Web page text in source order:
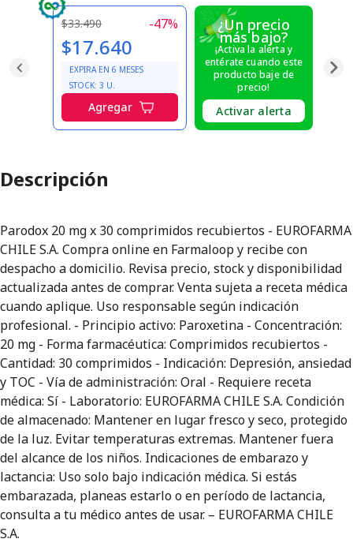
$33.490 -47%
$17.640
EXPIRA EN 6 MESES
STOCK: 3 U.
Agregar
¿Un precio
más bajo?
¡Activa la alerta y
entérate cuando este
producto baje de
precio!
Activar alerta
Descripción
Parodox 20 mg x 30 comprimidos recubiertos - EUROFARMA
CHILE S.A. Compra online en Farmaloop y recibe con
despacho a domicilio. Revisa precio, stock y disponibilidad
actualizada antes de comprar. Venta sujeta a receta médica
cuando aplique. Uso responsable según indicación
profesional. - Principio activo: Paroxetina - Concentración:
20 mg - Forma farmacéutica: Comprimidos recubiertos -
Cantidad: 30 comprimidos - Indicación: Depresión, ansiedad
y TOC - Vía de administración: Oral - Requiere receta
médica: Sí - Laboratorio: EUROFARMA CHILE S.A. Condición
de almacenado: Mantener en lugar fresco y seco, protegido
de la luz. Evitar temperaturas extremas. Mantener fuera
del alcance de los niños. Indicaciones de embarazo y
lactancia: Uso solo bajo indicación médica. Si estás
embarazada, planeas estarlo o en período de lactancia,
consulta a tu médico antes de usar. – EUROFARMA CHILE
S.A.